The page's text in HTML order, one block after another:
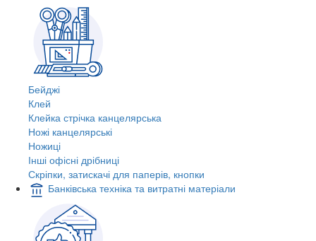
Бейджі
Клей
Клейка стрічка канцелярська
Ножі канцелярські
Ножиці
Інші офісні дрібниці
Скріпки, затискачі для паперів, кнопки
Банківська техніка та витратні матеріали